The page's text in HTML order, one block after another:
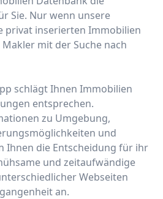
Sie. Nur wenn unsere
privat inserierten Immobilien
mit der Suche nach
schlägt Ihnen Immobilien
entsprechen.
zu Umgebung,
und
Ihnen die Entscheidung für ihr
und zeitaufwändige
Webseiten
an.